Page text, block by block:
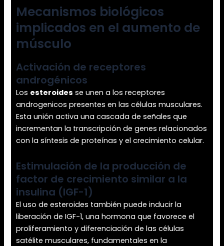
Mecanismos biológicos
implicados en el aumento de
músculo
Activación de receptores
androgénicos
Los esteroides se unen a los receptores
androgenicos presentes en las células musculares.
Esta unión activa una cascada de señales que
incrementan la transcripción de genes relacionados
con la síntesis de proteínas y el crecimiento celular.
Estimulación de la producción de
factor de crecimiento similar a la
insulina (IGF-1)
El uso de esteroides también puede inducir la
liberación de IGF-1, una hormona que favorece el
proliferamiento y diferenciación de las células
satélite musculares, fundamentales en la